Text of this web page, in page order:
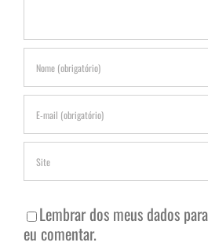
Lembrar dos meus dados
eu comentar.